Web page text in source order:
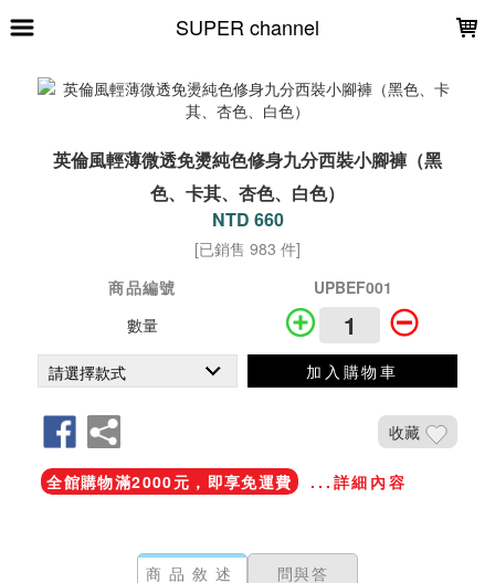
SUPER channel
英倫風輕薄微透免燙純色修身九分西裝小腳褲（黑
色、卡其、杏色、白色）
NTD 660
[已銷售 983 件]
商品編號
UPBEF001
數量
加入購物車
收藏
全館購物滿2000元，即享免運費 ...詳細內容
商品敘述 問與答